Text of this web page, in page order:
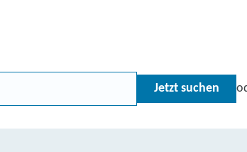
Jetzt suchen